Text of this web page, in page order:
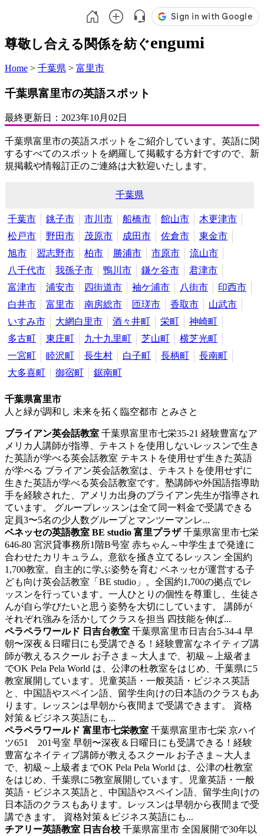
尊敬し合える関係を紡ぐengumi
Home > 千葉県 > 富里市
千葉県富里市の英語スポット
最終更新日： 2023年10月02日
千葉県富里市の英語スポットをご紹介しています。英語に関
するすべてのスポットを網羅して掲載する方針ですので、新
規掲載や情報訂正のご連絡は大歓迎いたします。
千葉県
千葉市 銚子市 市川市 船橋市 館山市
木更津市
松戸市
野田市 茂原市 成田市 佐倉市
東金市
旭市
習志野市 柏市 勝浦市 市原市
流山市
八千代市
我孫子市 鴨川市 鎌ケ谷市
君津市
富津市
浦安市 四街道市 袖ケ浦市 八街市
印西市
白井市
富里市 南房総市 匝瑳市 香取市
山武市
いすみ市
大網白里市 酒々井町 栄町
神崎町
多古町
東庄町 九十九里町 芝山町
横芝光町
一宮町
睦沢町 長生村 白子町 長柄町
長南町
大多喜町
御宿町 鋸南町
千葉県富里市
人と緑が調和し 未来を拓く臨空都市 とみさと
ブライアン英会話教室 千葉県富里市七栄35-21 経験豊富なア
メリカ人講師が指導、テキストを使用しないレッスンで生き
た英語が学べる英会話教室 テキストを使用せず生きた英語
が学べる ブライアン英会話教室は、テキストを使用せずに
生きた英語が学べる英会話教室です。塾講師や外国語指導助
手を経験された、アメリカ出身のブライアン先生が指導され
ています。 グループレッスンは全て同一料金で受講できる
定員3〜5名の少人数グループとマンツーマンレ...
ベネッセの英語教室 BE studio 富里プラザ千葉県富里市七栄
646-80 宮沢貸事務所1階B号室 赤ちゃん～中学生まで発達に
合わせたカリキュラム。意欲を掻き立てるレッスン 全国約
1,700教室。自主的に学ぶ姿勢を育む ベネッセが運営する子
ども向け英会話教室「BE studio」。全国約1,700の拠点でレ
ッスンを行っています。一人ひとりの個性を尊重し、生徒さ
んが自ら学びたいと思う姿勢を大切にしています。 講師が
それぞれ強みを活かしてクラスを担当 四技能を伸ば...
ペラペラワールド 日吉台教室 千葉県富里市日吉台5-34-4 早
朝〜深夜＆日曜日にも受講できる！経験豊富なネイティブ講
師が教えるスクール お子さま～大人まで、初級～上級者ま
でOK Pela Pela World は、公津の杜教室をはじめ、千葉県に5
教室展開しています。児童英語・一般英語・ビジネス英語
と、中国語やスペイン語、留学生向けの日本語のクラスもあ
ります。レッスンは早朝から夜間まで受講できます。 資格
対策＆ビジネス英語にも...
ペラペラワールド 富里市七栄教室 千葉県富里市七栄 京ハイ
ツ651 201号室 早朝〜深夜＆日曜日にも受講できる！経験
豊富なネイティブ講師が教えるスクール お子さま～大人ま
で、初級～上級者までOK Pela Pela World は、公津の杜教室
をはじめ、千葉県に5教室展開しています。児童英語・一般
英語・ビジネス英語と、中国語やスペイン語、留学生向けの
日本語のクラスもあります。レッスンは早朝から夜間まで受
講できます。 資格対策＆ビジネス英語にも...
チアリー英語教室 日吉台校 千葉県富里市 全国展開で30年以